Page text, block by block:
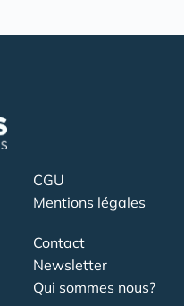
CGU
Mentions légales
Contact
Newsletter
Qui sommes nous?